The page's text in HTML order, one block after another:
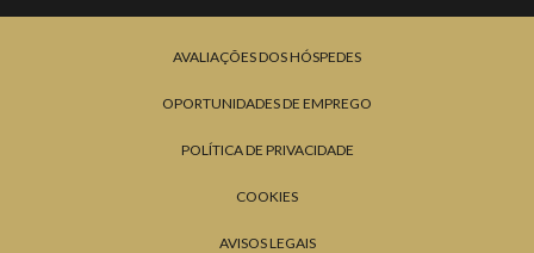
AVALIAÇÕES DOS HÓSPEDES
OPORTUNIDADES DE EMPREGO
POLÍTICA DE PRIVACIDADE
COOKIES
AVISOS LEGAIS